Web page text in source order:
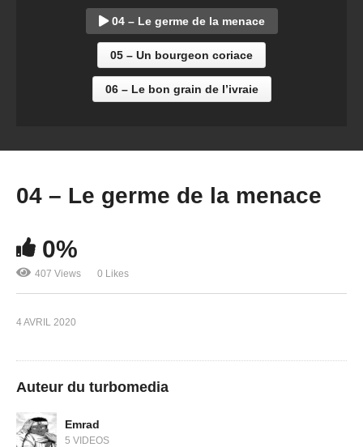
04 – Le germe de la menace
05 – Un bourgeon coriace
06 – Le bon grain de l’ivraie
04 – Le germe de la menace
0%
407 Views 0 Likes
4 AVRIL 2020
Auteur du turbomedia
Emrad
5 VIDEOS